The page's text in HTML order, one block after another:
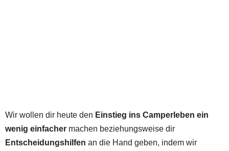
Wir wollen dir heute den Einstieg ins Camperleben ein
wenig einfacher machen beziehungsweise dir
Entscheidungshilfen an die Hand geben, indem wir